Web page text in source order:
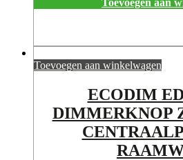
Toevoegen aan winkelwagen
ECODIM
DIMMERKNOP